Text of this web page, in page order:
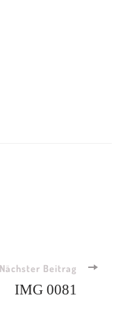
Nächster Beitrag
IMG 0081